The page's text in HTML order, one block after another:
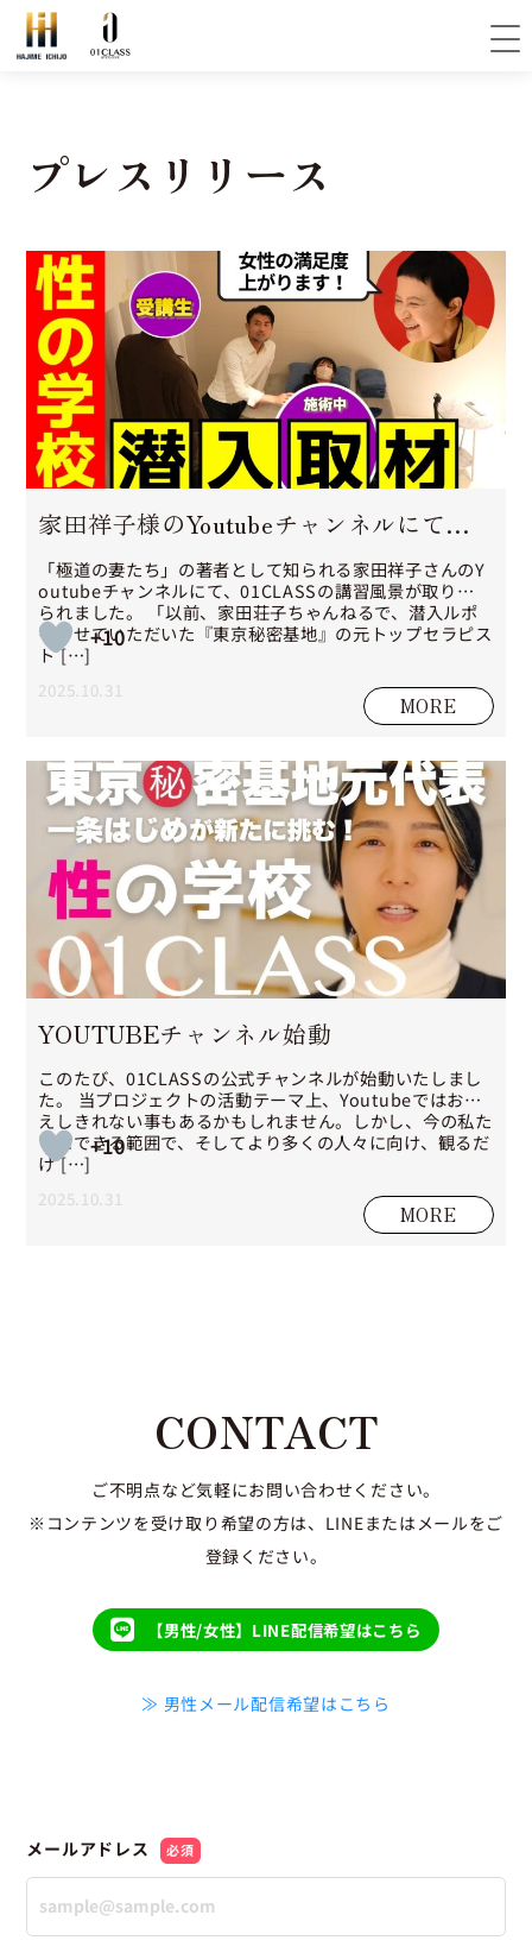
プレスリリース
家田祥子様のYoutubeチャンネルにて配
信
「極道の妻たち」の著者として知られる家田祥子さんのY
outubeチャンネルにて、01CLASSの講習風景が取り上げ
られました。 「以前、家田荘子ちゃんねるで、潜入ルポ
をさせていただいた『東京秘密基地』の元トップセラピス
ト […]
+10
2025.10.31
MORE
YOUTUBEチャンネル始動
このたび、01CLASSの公式チャンネルが始動いたしまし
た。 当プロジェクトの活動テーマ上、Youtubeではお伝
えしきれない事もあるかもしれません。しかし、今の私た
ちにできる範囲で、そしてより多くの人々に向け、観るだ
け […]
+10
2025.10.31
MORE
CONTACT
ご不明点など気軽にお問い合わせください。
※コンテンツを受け取り希望の方は、LINEまたはメールをご
登録ください。
【男性/女性】LINE配信希望はこちら
≫ 男性メール配信希望はこちら
メールアドレス 必須